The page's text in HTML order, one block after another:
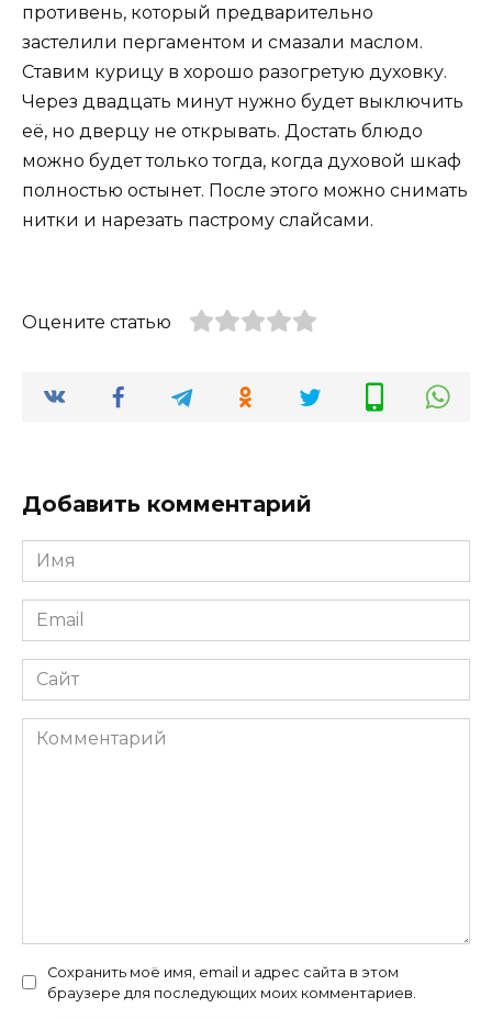
противень, который предварительно
застелили пергаментом и смазали маслом.
Ставим курицу в хорошо разогретую духовку.
Через двадцать минут нужно будет выключить
её, но дверцу не открывать. Достать блюдо
можно будет только тогда, когда духовой шкаф
полностью остынет. После этого можно снимать
нитки и нарезать пастрому слайсами.
Оцените статью
Добавить комментарий
Имя
*
Email
*
Сайт
Комментарий
Сохранить моё имя, email и адрес сайта в этом
браузере для последующих моих комментариев.